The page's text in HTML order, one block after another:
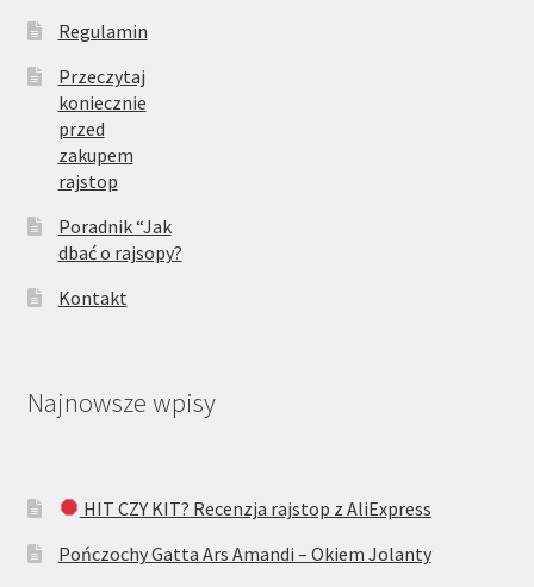
Regulamin
Przeczytaj
koniecznie
przed
zakupem
rajstop
Poradnik “Jak
dbać o rajsopy?
Kontakt
Najnowsze wpisy
HIT CZY KIT? Recenzja rajstop z AliExpress
Pończochy Gatta Ars Amandi – Okiem Jolanty